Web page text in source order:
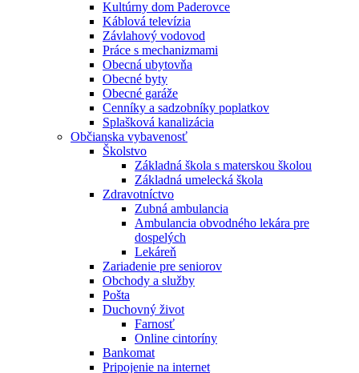
Kultúrny dom Paderovce
Káblová televízia
Závlahový vodovod
Práce s mechanizmami
Obecná ubytovňa
Obecné byty
Obecné garáže
Cenníky a sadzobníky poplatkov
Splašková kanalizácia
Občianska vybavenosť
Školstvo
Základná škola s materskou školou
Základná umelecká škola
Zdravotníctvo
Zubná ambulancia
Ambulancia obvodného lekára pre
dospelých
Lekáreň
Zariadenie pre seniorov
Obchody a služby
Pošta
Duchovný život
Farnosť
Online cintoríny
Bankomat
Pripojenie na internet